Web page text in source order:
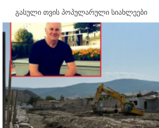
გასული თვის პოპულარული სიახლეები